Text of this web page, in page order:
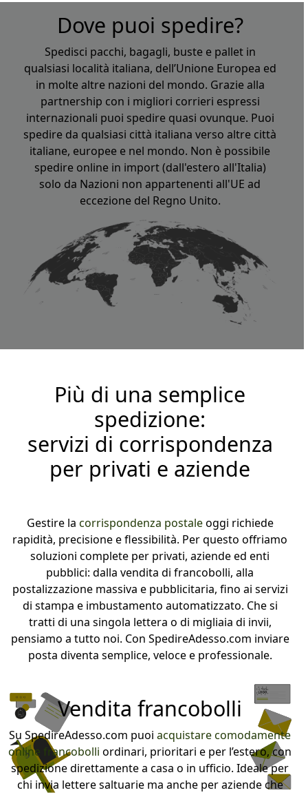
Dove puoi spedire?
Spedisci pacchi, bagagli, buste e pallet in
qualsiasi località italiana, dell’Unione Europea ed
in molte altre nazioni del mondo. Grazie alla
partnership con i migliori corrieri espressi
internazionali puoi spedire quasi ovunque. Puoi
spedire da qualsiasi città italiana verso altre città
italiane, europee e nel mondo. Non è possibile
spedire online in import (dall'estero all'Italia)
solo da Nazioni non appartenenti all'UE ad
eccezione del Regno Unito.
Più di una semplice
spedizione:
servizi di corrispondenza
per privati e aziende
Gestire la corrispondenza postaleoggi richiede
rapidità, precisione e flessibilità. Per questo offriamo
soluzioni complete per privati, aziende ed enti
pubblici: dalla vendita di francobolli, alla
postalizzazione massiva e pubblicitaria, fino ai servizi
di stampa e imbustamento automatizzato. Che si
tratti di una singola lettera o di migliaia di invii,
pensiamo a tutto noi. Con SpedireAdesso.com inviare
posta diventa semplice, veloce e professionale.
Vendita francobolli
Su SpedireAdesso.com puoi acquistare comodamente
online francobolli ordinari, prioritari e per l’estero, con
spedizione direttamente a casa o in ufficio. Ideale per
chi invia lettere saltuarie ma anche per aziende che